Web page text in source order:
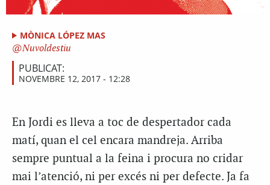
MÒNICA LÓPEZ MAS
Nuvoldestiu
PUBLICAT:
NOVEMBRE 12, 2017 - 12:28
En Jordi es lleva a toc de despertador cada
matí, quan el cel encara mandreja. Arriba
sempre puntual a la feina i procura no cridar
mai l’atenció, ni per excés ni per defecte. Ja fa